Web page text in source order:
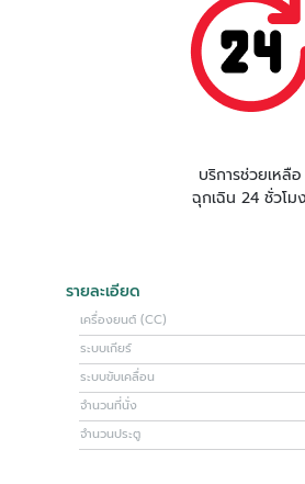
บริการช่วยเหลือ
ฉุกเฉิน 24 ชั่วโมง
รายละเอียด
เครื่องยนต์ (CC)
ระบบเกียร์
ระบบขับเคลื่อน
จำนวนที่นั่ง
จำนวนประตู